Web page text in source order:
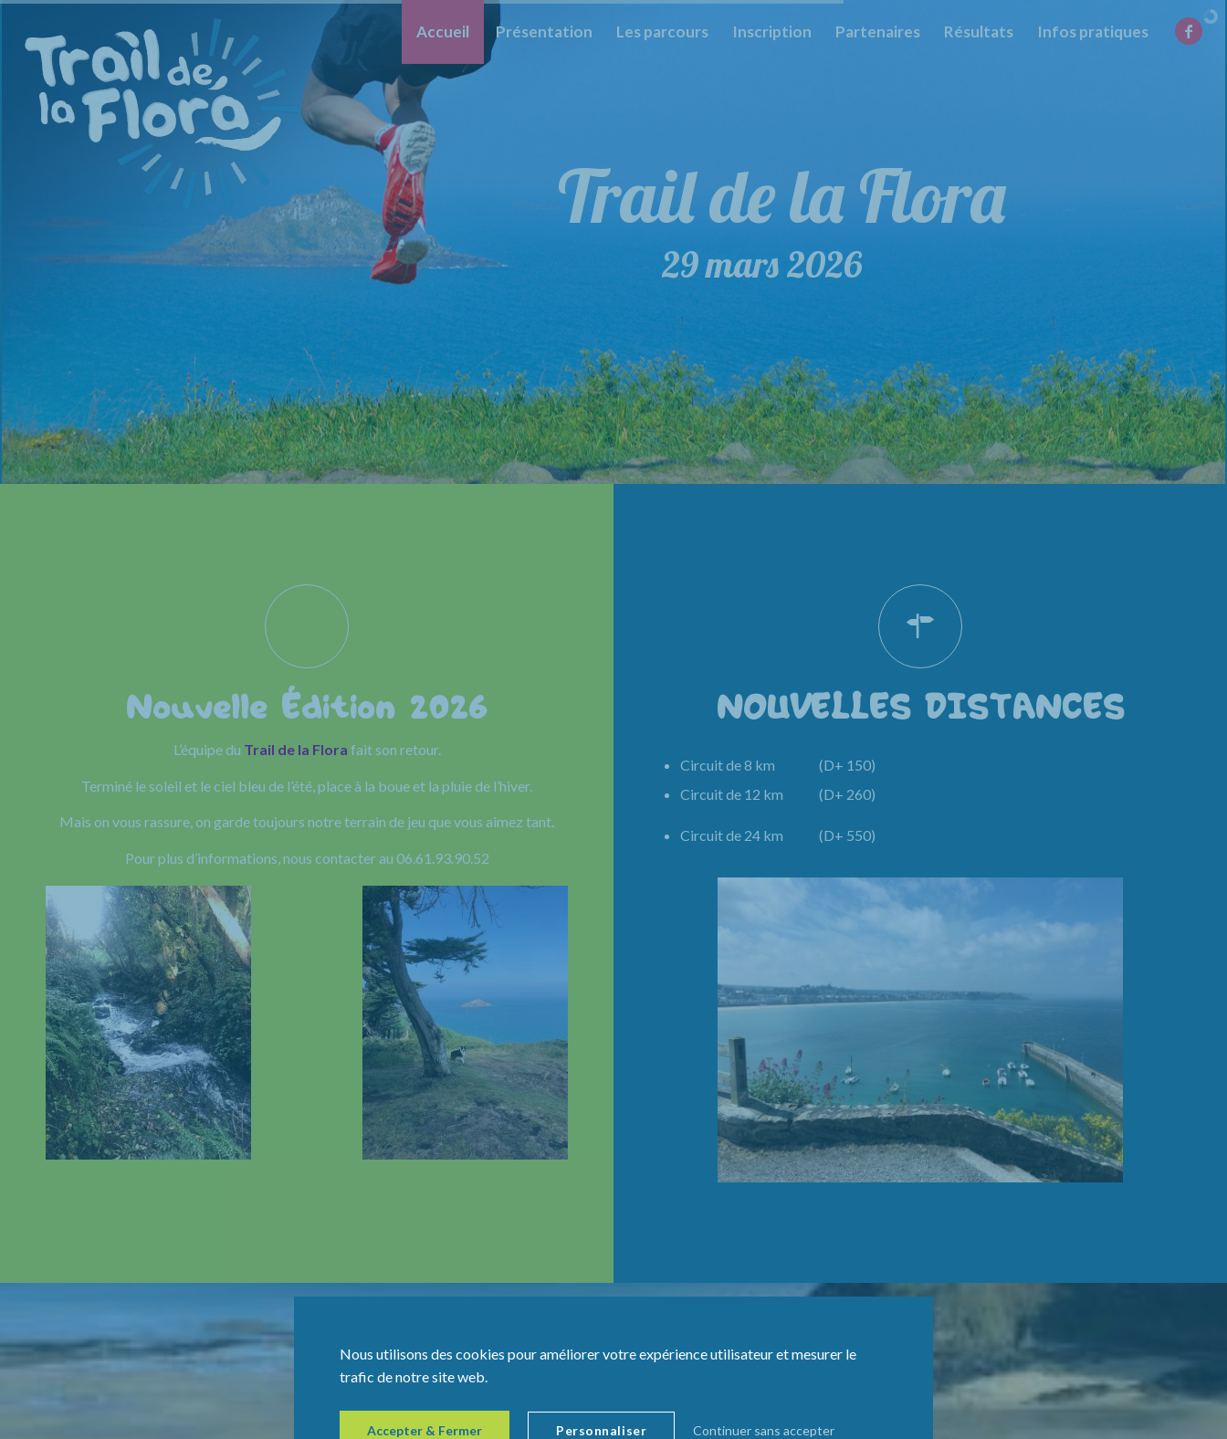
Accueil Présentation Les parcours Inscription Partenaires Résultats Infos pratiques
Trail de la Flora
29 mars 2026
Nouvelle Édition 2026
L’équipe du Trail de la Flora fait son retour.
Terminé le soleil et le ciel bleu de l’été, place à la boue et la pluie de l’hiver.
Mais on vous rassure, on garde toujours notre terrain de jeu que vous aimez tant.
Pour plus d’informations, nous contacter au 06.61.93.90.52
NOUVELLES DISTANCES
Circuit de 8 km (D+ 150)
Circuit de 12 km (D+ 260)
Circuit de 24 km (D+ 550)
Nous utilisons des cookies pour améliorer votre expérience utilisateur et mesurer le
trafic de notre site web.
Accepter & Fermer Continuer sans accepter
Personnaliser